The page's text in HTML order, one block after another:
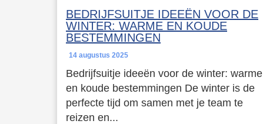
BEDRIJFSUITJE IDEEËN VOOR DE
WINTER: WARME EN KOUDE
BESTEMMINGEN
14 augustus 2025
Bedrijfsuitje ideeën voor de winter: warme
en koude bestemmingen De winter is de
perfecte tijd om samen met je team te
reizen en...